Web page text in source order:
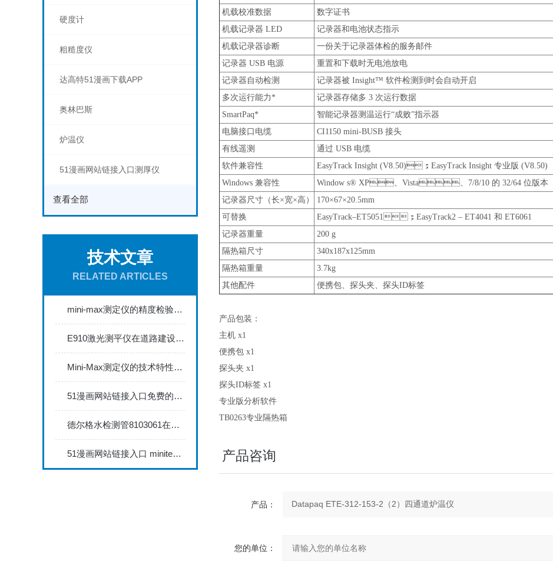
硬度计
粗糙度仪
达高特51漫画下载APP
奥林巴斯
炉温仪
51漫画网站链接入口测厚仪
查看全部
技术文章
RELATED ARTICLES
mini-max测定仪的精度检验与校准方法探讨
E910激光测平仪在道路建设中的关键作用
Mini-Max测定仪的技术特性与典型应用场景深度解读
51漫画网站链接入口免费的涩漫画网站735FN1.5正确的校准步骤
德尔格水检测管8103061在压缩空气质量检测中的应用
51漫画网站链接入口 minitest2500配N02探头如何两点校准？
机载校准数据
数字证书
机载记录器 LED
记录器和电池状态指示
机载记录器诊断
一份关于记录器体检的服务邮件
记录器 USB 电源
重置和下载时无电池放电
记录器自动检测
记录器被 Insight™ 软件检测到时会自动开启
多次运行能力*
记录器存储多 3 次运行数据
SmartPaq*
智能记录器测温运行“成败”指示器
电脑接口电缆
CI1150 mini-BUSB 接头
有线遥测
通过 USB 电缆
软件兼容性
EasyTrack Insight (V8.50)；EasyTrack Insight 专业版 (V8.50)
Windows 兼容性
Window s® XP、Vista、7/8/10 的 32/64 位版本
记录器尺寸（长×宽×高）
170×67×20.5mm
可替换
EasyTrack–ET5051；EasyTrack2 – ET4041 和 ET6061
记录器重量
200 g
隔热箱尺寸
340x187x125mm
隔热箱重量
3.7kg
其他配件
便携包、探头夹、探头ID标签
产品包装：
主机 x1
便携包 x1
探头夹 x1
探头ID标签 x1
专业版分析软件
TB0263专业隔热箱
产品咨询
产品：
您的单位：